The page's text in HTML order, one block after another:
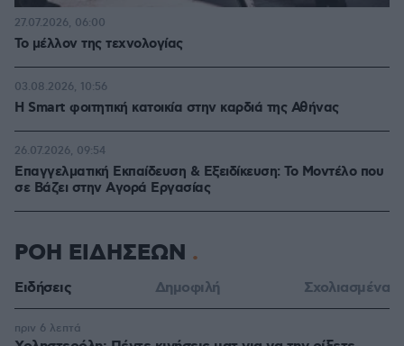
Το μέλλον της τεχνολογίας
27.07.2026, 06:00
Η Smart φοιτητική κατοικία στην καρδιά της Αθήνας
03.08.2026, 10:56
Επαγγελματική Εκπαίδευση & Εξειδίκευση: Το Mοντέλο που
σε Bάζει στην Aγορά Eργασίας
26.07.2026, 09:54
ΡΟΗ ΕΙΔΗΣΕΩΝ
Ειδήσεις Δημοφιλή Σχολιασμένα
πριν 6 λεπτά